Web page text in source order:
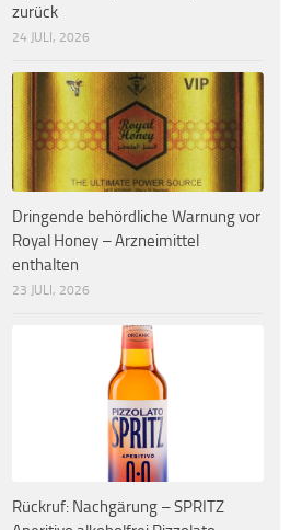
zurück
24 JULI, 2026
Dringende behördliche Warnung vor
Royal Honey – Arzneimittel
enthalten
23 JULI, 2026
Rückruf: Nachgärung – SPRITZ